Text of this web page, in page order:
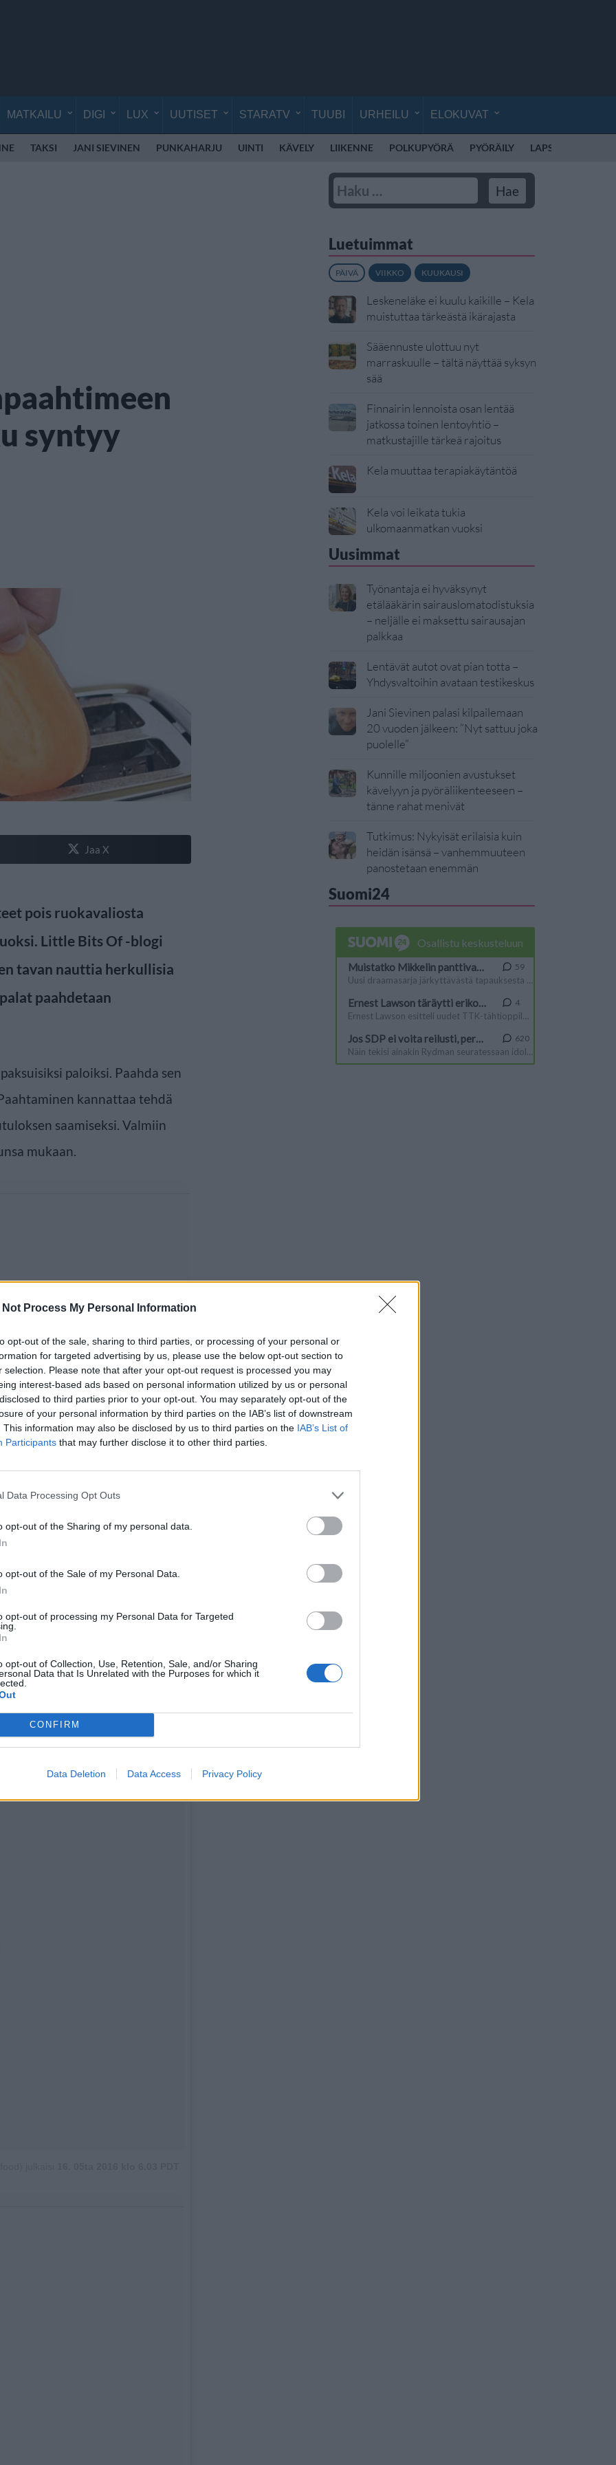
Not Process My Personal Information
opt-out of the sale, sharing to third parties, or processing of your personal or
for targeted advertising by us, please use the below opt-out section to
selection. Please note that after your opt-out request is processed you may
interest-based ads based on personal information utilized by us or personal
to third parties prior to your opt-out. You may separately opt-out of the
of your personal information by third parties on the IAB’s list of downstream
This information may also be disclosed by us to third parties on the IAB’s List of
Participants that may further disclose it to other third parties.
Data Processing Opt Outs
opt-out of the Sharing of my personal data.
opt-out of the Sale of my Personal Data.
opt-out of processing my Personal Data for Targeted
opt-out of Collection, Use, Retention, Sale, and/or Sharing
Data that Is Unrelated with the Purposes for which it
CONFIRM
Data Deletion Data Access Privacy Policy
MATKAILU DIGI LUX UUTISET STARATV TUUBI URHEILU ELOKUVAT
TAKSI JANI SIEVINEN PUNKAHARJU UINTI KÄVELY LIIKENNE POLKUPYÖRÄ PYÖRÄILY LAPSET
syntyy
Jaa X
pois ruokavaliosta
Little Bits Of -blogi
tavan nauttia herkullisia
paahdetaan
paloiksi. Paahda sen
kannattaa tehdä
saamiseksi. Valmiin
mukaan.
ja ne ovat terveellinen
Blogissa siivujen päälle
Myös perinteinen
Luetuimmat
PÄIVÄ VIIKKO KUUKAUSI
Leskeneläke ei kuulu kaikille – Kela
muistuttaa tärkeästä ikärajasta
Sääennuste ulottuu nyt
marraskuulle – tältä näyttää syksyn
sää
Finnairin lennoista osan lentää
jatkossa toinen lentoyhtiö –
matkustajille tärkeä rajoitus
Kela muuttaa terapiakäytäntöä
Kela voi leikata tukia
ulkomaanmatkan vuoksi
Uusimmat
Työnantaja ei hyväksynyt
etälääkärin sairauslomatodistuksia
– neljälle ei maksettu sairausajan
palkkaa
Lentävät autot ovat pian totta –
Yhdysvaltoihin avataan testikeskus
Jani Sievinen palasi kilpailemaan
20 vuoden jälkeen: ”Nyt sattuu joka
puolelle”
Kunnille miljoonien avustukset
kävelyyn ja pyöräliikenteeseen –
tänne rahat menivät
Tutkimus: Nykyisät erilaisia kuin
heidän isänsä – vanhemmuuteen
panostetaan enemmän
Suomi24